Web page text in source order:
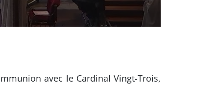
avec le Cardinal Vingt-Trois,